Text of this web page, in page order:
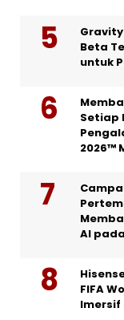
Gravity
Beta
untuk
Setiap
2026™
AI
FIFA
Imersif